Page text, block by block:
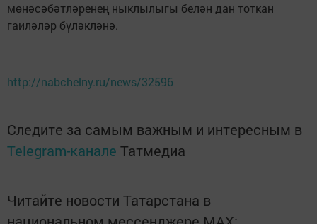
мөнәсәбәтләренең ныклылыгы белән дан тоткан
гаиләләр бүләкләнә.
http://nabchelny.ru/news/32596
Следите за самым важным и интересным в
Telegram-канале Татмедиа
Читайте новости Татарстана в